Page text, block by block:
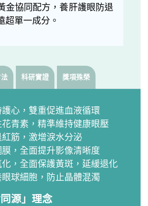
金協同配方，養肝護眼防退
超單一成分。
科研實證 獎項殊榮
心，雙重促進血液循環
青素，精準維持健康眼壓
筋，激增淚水分泌
，全面提升影像清晰度
，全面保護黃斑，延緩退化
球細胞，防止晶體混濁
源」理念